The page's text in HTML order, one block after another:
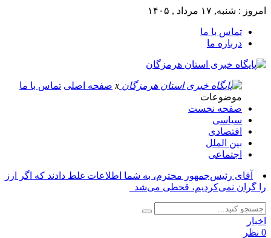
امروز : شنبه, ۱۷ مرداد , ۱۴۰۵
تماس با ما
درباره ما
x صفحه اصلی تماس با ما
موضوعات
صفحه نخست
سیاسی
اقتصادی
بین الملل
اجتماعی
آقای رئیس‌جمهور محترم، به شما اطلاعات غلط دادند که اگر ارز
را گران نمی‌کردیم، قحطی می‌شد_
اخبار
0 نظر